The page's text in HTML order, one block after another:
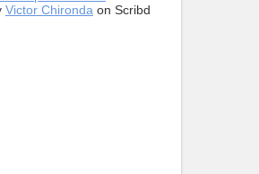
Victor Chironda on Scribd